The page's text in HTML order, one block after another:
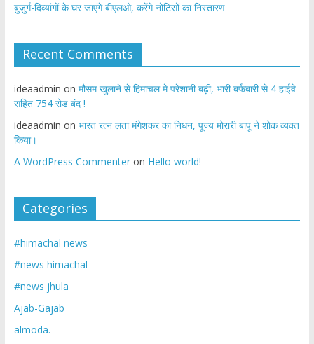
बुजुर्ग-दिव्यांगों के घर जाएंगे बीएलओ, करेंगे नोटिसों का निस्तारण
Recent Comments
ideaadmin on मौसम खुलाने से हिमाचल मे परेशानी बढ़ी, भारी बर्फबारी से 4 हाईवे
सहित 754 रोड बंद !
ideaadmin on भारत रत्न लता मंगेशकर का निधन, पूज्य मोरारी बापू ने शोक व्यक्त
किया।
A WordPress Commenteron Hello world!
Categories
#himachal news
#news himachal
#news jhula
Ajab-Gajab
almoda.